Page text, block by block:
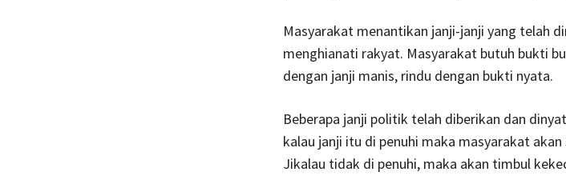
Masyarakat menantikan janji-janji yang telah
menghianati rakyat. Masyarakat butuh bukti
dengan janji manis, rindu dengan bukti nyata.
Beberapa janji politik telah diberikan dan
kalau janji itu di penuhi maka masyarakat
Jikalau tidak di penuhi, maka akan timbul